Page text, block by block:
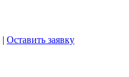
| Оставить заявку